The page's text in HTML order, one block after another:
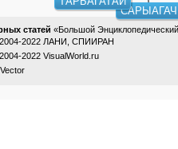
САРЫАГАЧ
статей «Большой
2004-2022 ЛАНИ, СПИИРАН
2004-2022 VisualWorld.ru